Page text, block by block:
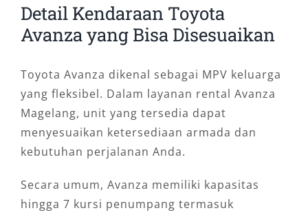
Detail Kendaraan Toyota
Avanza yang Bisa Disesuaikan
Toyota Avanza dikenal sebagai MPV keluarga
yang fleksibel. Dalam layanan rental Avanza
Magelang, unit yang tersedia dapat
menyesuaikan ketersediaan armada dan
kebutuhan perjalanan Anda.
Secara umum, Avanza memiliki kapasitas
hingga 7 kursi penumpang termasuk